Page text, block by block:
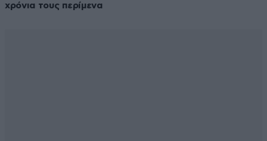
χρόνια τους περίμενα